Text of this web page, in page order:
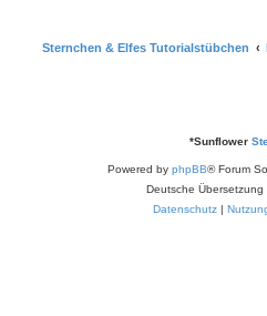
Sternchen & Elfes Tutorialstübchen
*Sunflower
Powered by phpBB® Forum
Deutsche Übersetzung
Datenschutz|